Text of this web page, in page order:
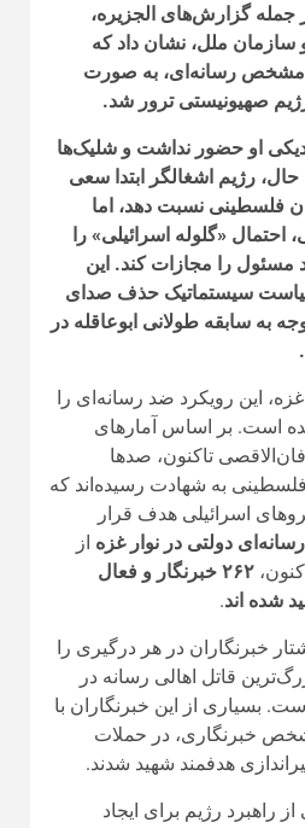
جمله گزارش‌های الجزیره،
ملل، نشان داد که
مشخص رسانه‌ای، به صورت
صهیونیستی ترور شد.
او حضور نداشت و شلیک‌ها
رژیم اشغالگر ابتدا سعی
فلسطینی نسبت دهد، اما
احتمال «گلوله اسرائیلی» را
مسئول را مجازات کند. این
سیاست سیستماتیک حذف صدای
به سابقه طولانی ابوعاقله در
این رویکرد ضد رسانه‌ای را
است. بر اساس آمارهای
تاکنون، صدها
به شهادت رسیده‌اند که
اسرائیلی هدف قرار
دولتی در نوار غزه از
۲۶۲ خبرنگار و فعال
شده اند.
خبرنگاران در هر درگیری را
قاتل اهالی رسانه در
بسیاری از این خبرنگاران با
خبرنگاری، در حملات
هدفمند شهید شدند.
راهبرد رژیم برای ایجاد